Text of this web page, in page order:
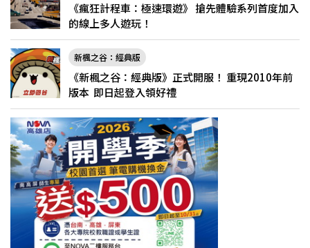
《瘋狂計程車：極速環遊》 搶先體驗系列首度加入
的線上多人遊玩！
新楓之谷：經典版
《新楓之谷：經典版》正式開服！ 重現2010年前
版本 即日起登入領好禮